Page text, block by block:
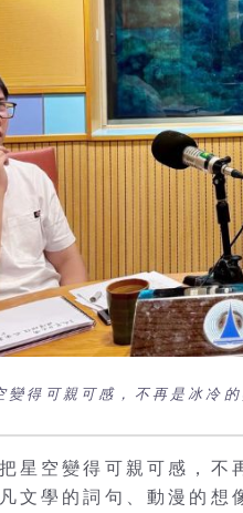
變得可親可感，不再是冰冷
星空變得可親可感，不
文學的詞句、動漫的想